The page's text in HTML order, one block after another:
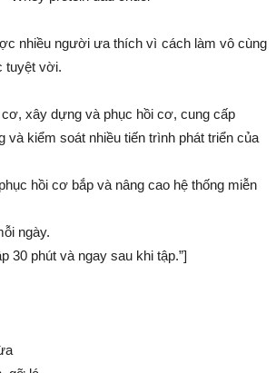
nhiều người ưa thích vì cách làm vô cùng
tuyệt vời.
xây dựng và phục hồi cơ, cung cấp
và kiểm soát nhiều tiến trình phát triển của
hồi cơ bắp và nâng cao hệ thống miễn
ngày.
30 phút và ngay sau khi tập.”]